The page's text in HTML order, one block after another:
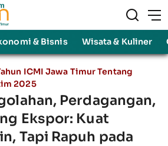
& Bisnis Wisata & Kuliner
ICMI Jawa Timur Tentang
2025
Perdagangan,
Ekspor: Kuat
Tapi Rapuh pada